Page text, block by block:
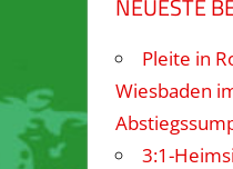
NEUESTE
Pleite in
Wiesbaden
3:1-